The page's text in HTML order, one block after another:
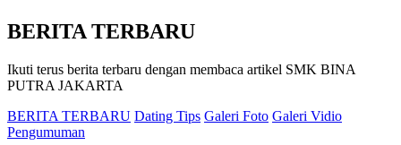
BERITA TERBARU
Ikuti terus berita terbaru dengan membaca artikel SMK BINA
PUTRA JAKARTA
BERITA TERBARU Dating Tips Galeri Foto Galeri Vidio
Pengumuman